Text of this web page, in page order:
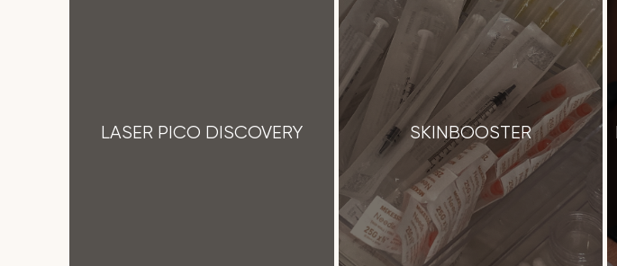
LASER PICO DISCOVERY SKINBOOSTER